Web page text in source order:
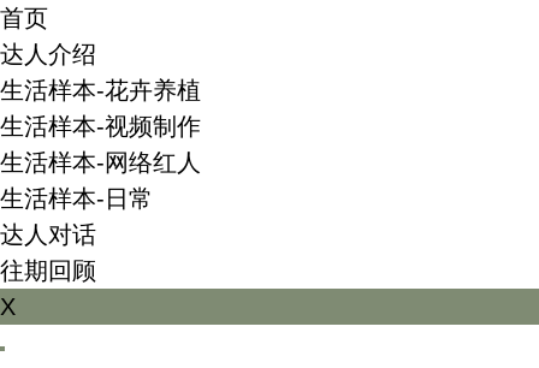
首页
达人介绍
生活样本-花卉养植
生活样本-视频制作
生活样本-网络红人
生活样本-日常
达人对话
往期回顾
X